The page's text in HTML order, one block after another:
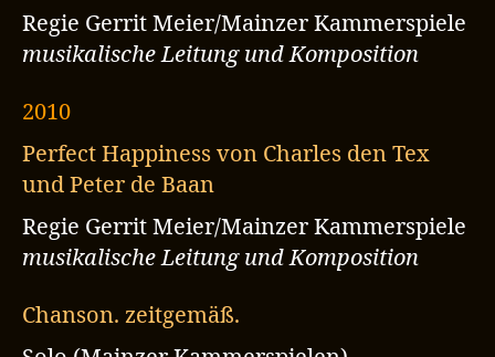
Regie Gerrit Meier/Mainzer Kammerspiele
musikalische Leitung und Komposition
2010
Perfect Happiness von Charles den Tex
und Peter de Baan
Regie Gerrit Meier/Mainzer Kammerspiele
musikalische Leitung und Komposition
Chanson. zeitgemäß.